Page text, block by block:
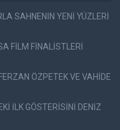
SAHNENİN YENİ YÜZLERİ
FİLM FİNALİSTLERİ
ÖZPETEK VE VAHİDE
İLK GÖSTERİSİNİ DENİZ